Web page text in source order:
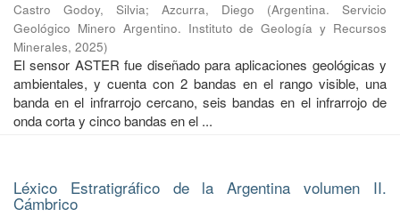
Castro Godoy, Silvia; Azcurra, Diego (Argentina. Servicio
Geológico Minero Argentino. Instituto de Geología y Recursos
Minerales, 2025)
El sensor ASTER fue diseñado para aplicaciones geológicas y
ambientales, y cuenta con 2 bandas en el rango visible, una
banda en el infrarrojo cercano, seis bandas en el infrarrojo de
onda corta y cinco bandas en el ...
Léxico Estratigráfico de la Argentina volumen II.
Cámbrico